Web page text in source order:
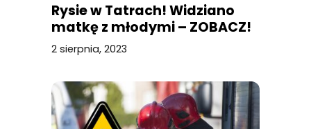
Rysie w Tatrach! Widziano
matkę z młodymi – ZOBACZ!
2 sierpnia, 2023